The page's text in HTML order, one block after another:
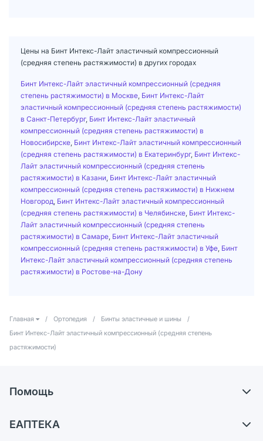
Цены на Бинт Интекс-Лайт эластичный компрессионный
(средняя степень растяжимости) в других городах
Бинт Интекс-Лайт эластичный компрессионный (средняя
степень растяжимости) в Москве Бинт Интекс-Лайт
эластичный компрессионный (средняя степень растяжимости)
в Санкт-Петербург, Бинт Интекс-Лайт эластичный
компрессионный (средняя степень растяжимости) в
Новосибирске Бинт Интекс-Лайт эластичный компрессионный
(средняя степень растяжимости) в Екатеринбург, Бинт Интекс-
Лайт эластичный компрессионный (средняя степень
растяжимости) в Казани Бинт Интекс-Лайт эластичный
компрессионный (средняя степень растяжимости) в Нижнем
Новгород Бинт Интекс-Лайт эластичный компрессионный
(средняя степень растяжимости) в Челябинске Бинт Интекс-
Лайт эластичный компрессионный (средняя степень
растяжимости) в Самаре Бинт Интекс-Лайт эластичный
компрессионный (средняя степень растяжимости) в Уфе Бинт
Интекс-Лайт эластичный компрессионный (средняя степень
растяжимости) в Ростове-на-Дону
Главная / Ортопедия / Бинты эластичные и шины
/
Бинт Интекс-Лайт эластичный компрессионный (средняя степень
растяжимости)
Помощь
Самовывоз из аптек
ЕАПТЕКА